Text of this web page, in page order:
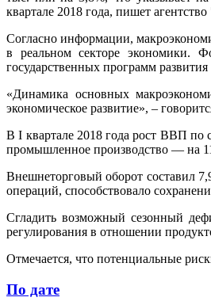
квартале 2018 года, пишет
Согласно информации,
в реальном секторе экономики.
государственных программ
«Динамика основных
экономическое развитие», –
В I квартале 2018 года рост ВВП по
промышленное производство — на
Внешнеторговый оборот составил
операций, способствовало
Сгладить возможный сезонный
регулирования в отношении
Отмечается, что потенциальные
По дате